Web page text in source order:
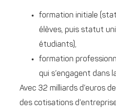
formation initiale
élèves, puis statut
étudiants),
formation
qui s’engagent dans
Avec 32 milliards d’euros
des cotisations